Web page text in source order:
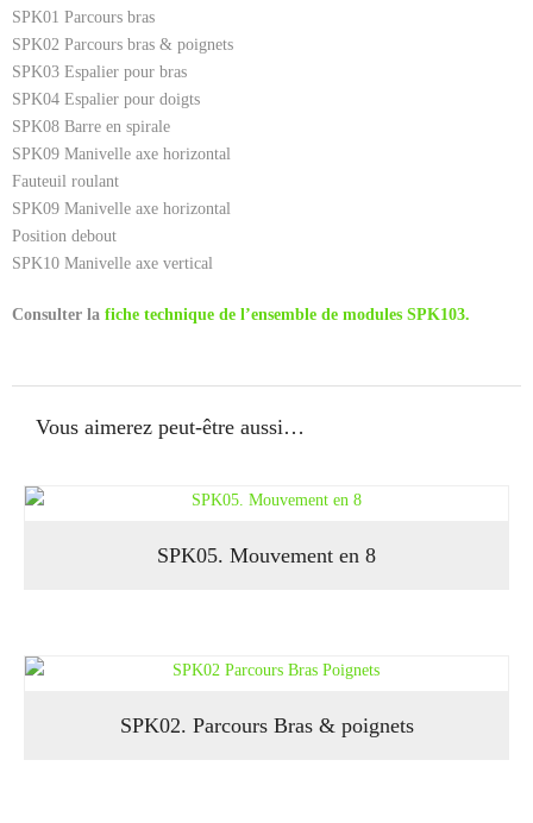
SPK01 Parcours bras
SPK02 Parcours bras & poignets
SPK03 Espalier pour bras
SPK04 Espalier pour doigts
SPK08 Barre en spirale
SPK09 Manivelle axe horizontal
Fauteuil roulant
SPK09 Manivelle axe horizontal
Position debout
SPK10 Manivelle axe vertical
Consulter la fiche technique de l’ensemble de modules SPK103.
Vous aimerez peut-être aussi…
SPK05. Mouvement en 8
SPK02. Parcours Bras & poignets